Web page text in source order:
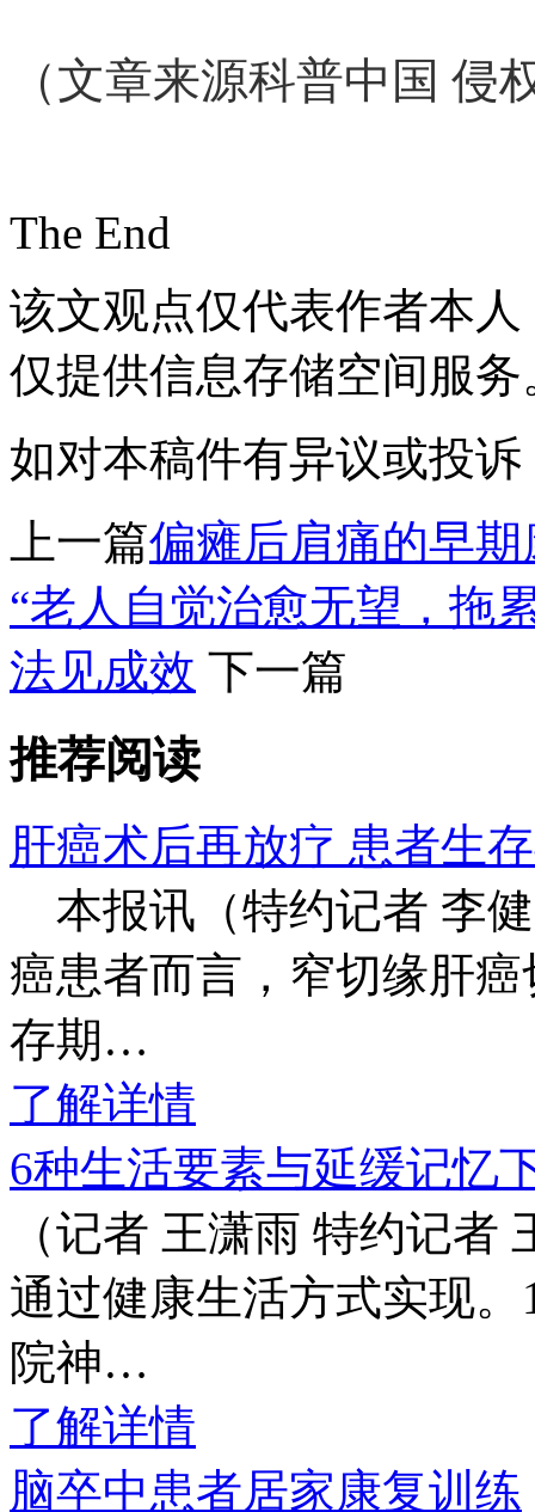
（文章来源科普中国 侵
The End
该文观点仅代表作者本
仅提供信息存储空间服务
如对本稿件有异议或投诉
上一篇偏瘫后肩痛的早
“老人自觉治愈无望，拖
法见成效 下一篇
推荐阅读
肝癌术后再放疗 患者生
本报讯（特约记者 李
癌患者而言，窄切缘肝
存期…
了解详情
6种生活要素与延缓记忆
（记者 王潇雨 特约记
通过健康生活方式实现
院神…
了解详情
脑卒中患者居家康复训练